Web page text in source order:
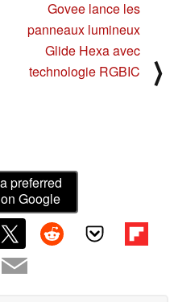
Govee lance les
panneaux lumineux
Glide Hexa avec
technologie RGBIC
⟩
preferred
Google